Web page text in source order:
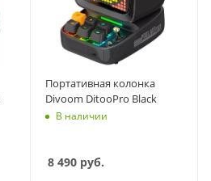
Портативная колонка
Divoom DitooPro Black
В наличии
8 490руб.